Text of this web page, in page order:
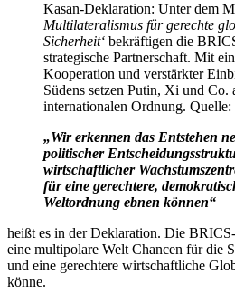
Kasan-Deklaration: Unter dem
Multilateralismus für gerechte
Sicherheit‘ bekräftigen die
strategische Partnerschaft. Mit
Kooperation und verstärkter
Südens setzen Putin, Xi und Co.
internationalen Ordnung. Quelle:
„Wir erkennen das Entstehen
politischer
wirtschaftlicher
für eine gerechtere,
Weltordnung ebnen können“
heißt es in der Deklaration. Die
eine multipolare Welt Chancen für die
und eine gerechtere wirtschaftliche
könne.